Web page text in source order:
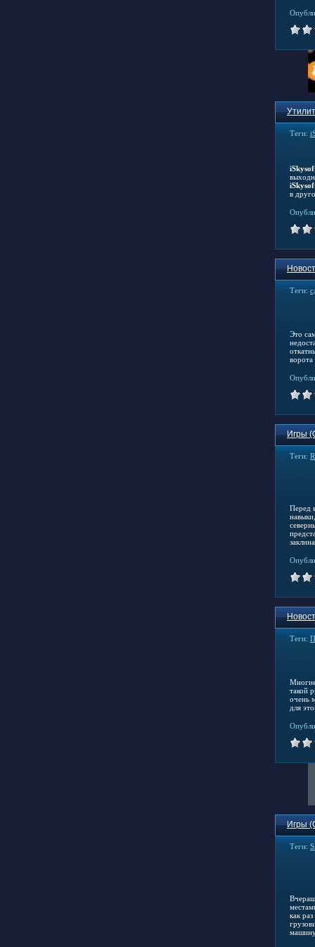
Теги:
в
Теги:
Это
Игры
Теги:
Перед
Теги:
такой
очень
для
Игры
Теги:
как